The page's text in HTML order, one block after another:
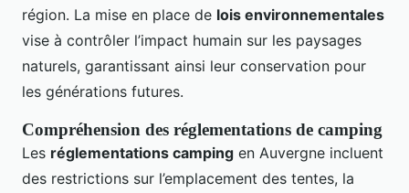
région. La mise en place de lois environnementales
vise à contrôler l’impact humain sur les paysages
naturels, garantissant ainsi leur conservation pour
les générations futures.
Compréhension des réglementations de camping
Les réglementations camping en Auvergne incluent
des restrictions sur l’emplacement des tentes, la